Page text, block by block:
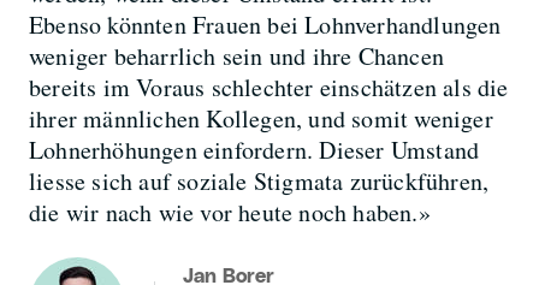
Ebenso könnten Frauen bei Lohnverhandlungen
weniger beharrlich sein und ihre Chancen
bereits im Voraus schlechter einschätzen als die
ihrer männlichen Kollegen, und somit weniger
Lohnerhöhungen einfordern. Dieser Umstand
liesse sich auf soziale Stigmata zurückführen,
die wir nach wie vor heute noch haben.»
Jan Borer